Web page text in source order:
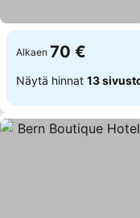
Alkaen 70 €
Näytä hinnat 13